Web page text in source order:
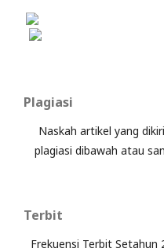
Plagiasi
Naskah artikel yang
plagiasi dibawah atau
Terbit
Frekuensi Terbit Setahun